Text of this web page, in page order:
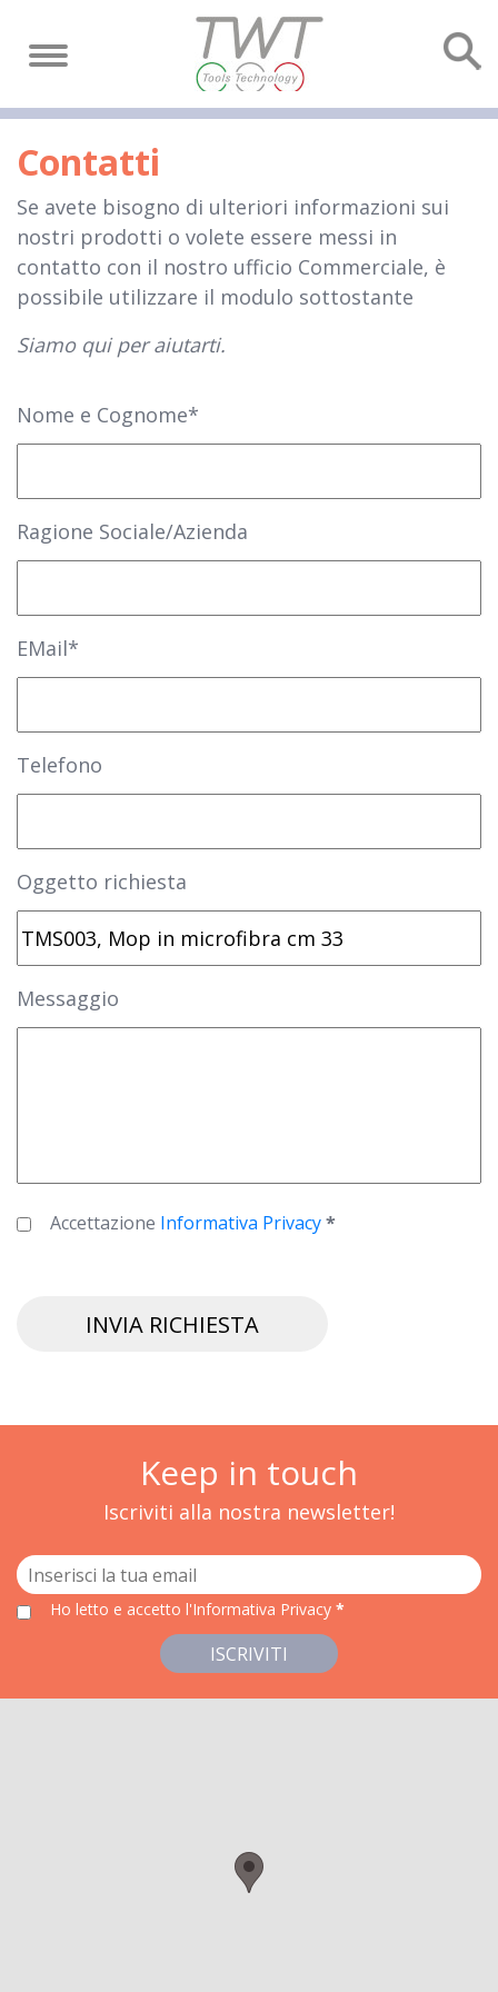
Contatti
Se avete bisogno di ulteriori informazioni sui
nostri prodotti o volete essere messi in
contatto con il nostro ufficio Commerciale, è
possibile utilizzare il modulo sottostante
Siamo qui per aiutarti.
Nome e Cognome*
Ragione Sociale/Azienda
EMail*
Telefono
Oggetto richiesta
Messaggio
Accettazione Informativa Privacy*
INVIA RICHIESTA
Keep in touch
Iscriviti alla nostra newsletter!
ISCRIVITI
Ho letto e accetto l'Informativa Privacy *